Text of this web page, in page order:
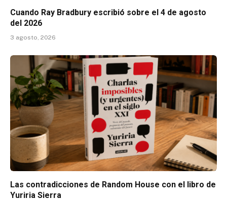
Cuando Ray Bradbury escribió sobre el 4 de agosto
del 2026
3 agosto, 2026
Las contradicciones de Random House con el libro de
Yuriria Sierra